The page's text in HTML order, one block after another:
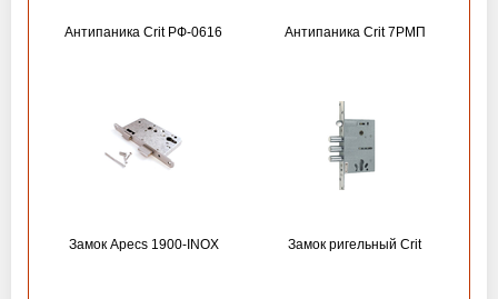
Антипаника Crit РФ-0616 Антипаника Crit 7РМП
Замок Apecs 1900-INOX Замок ригельный Crit